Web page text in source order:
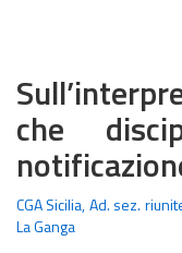
che
CGA Sicilia, Ad. sez.
La Ganga